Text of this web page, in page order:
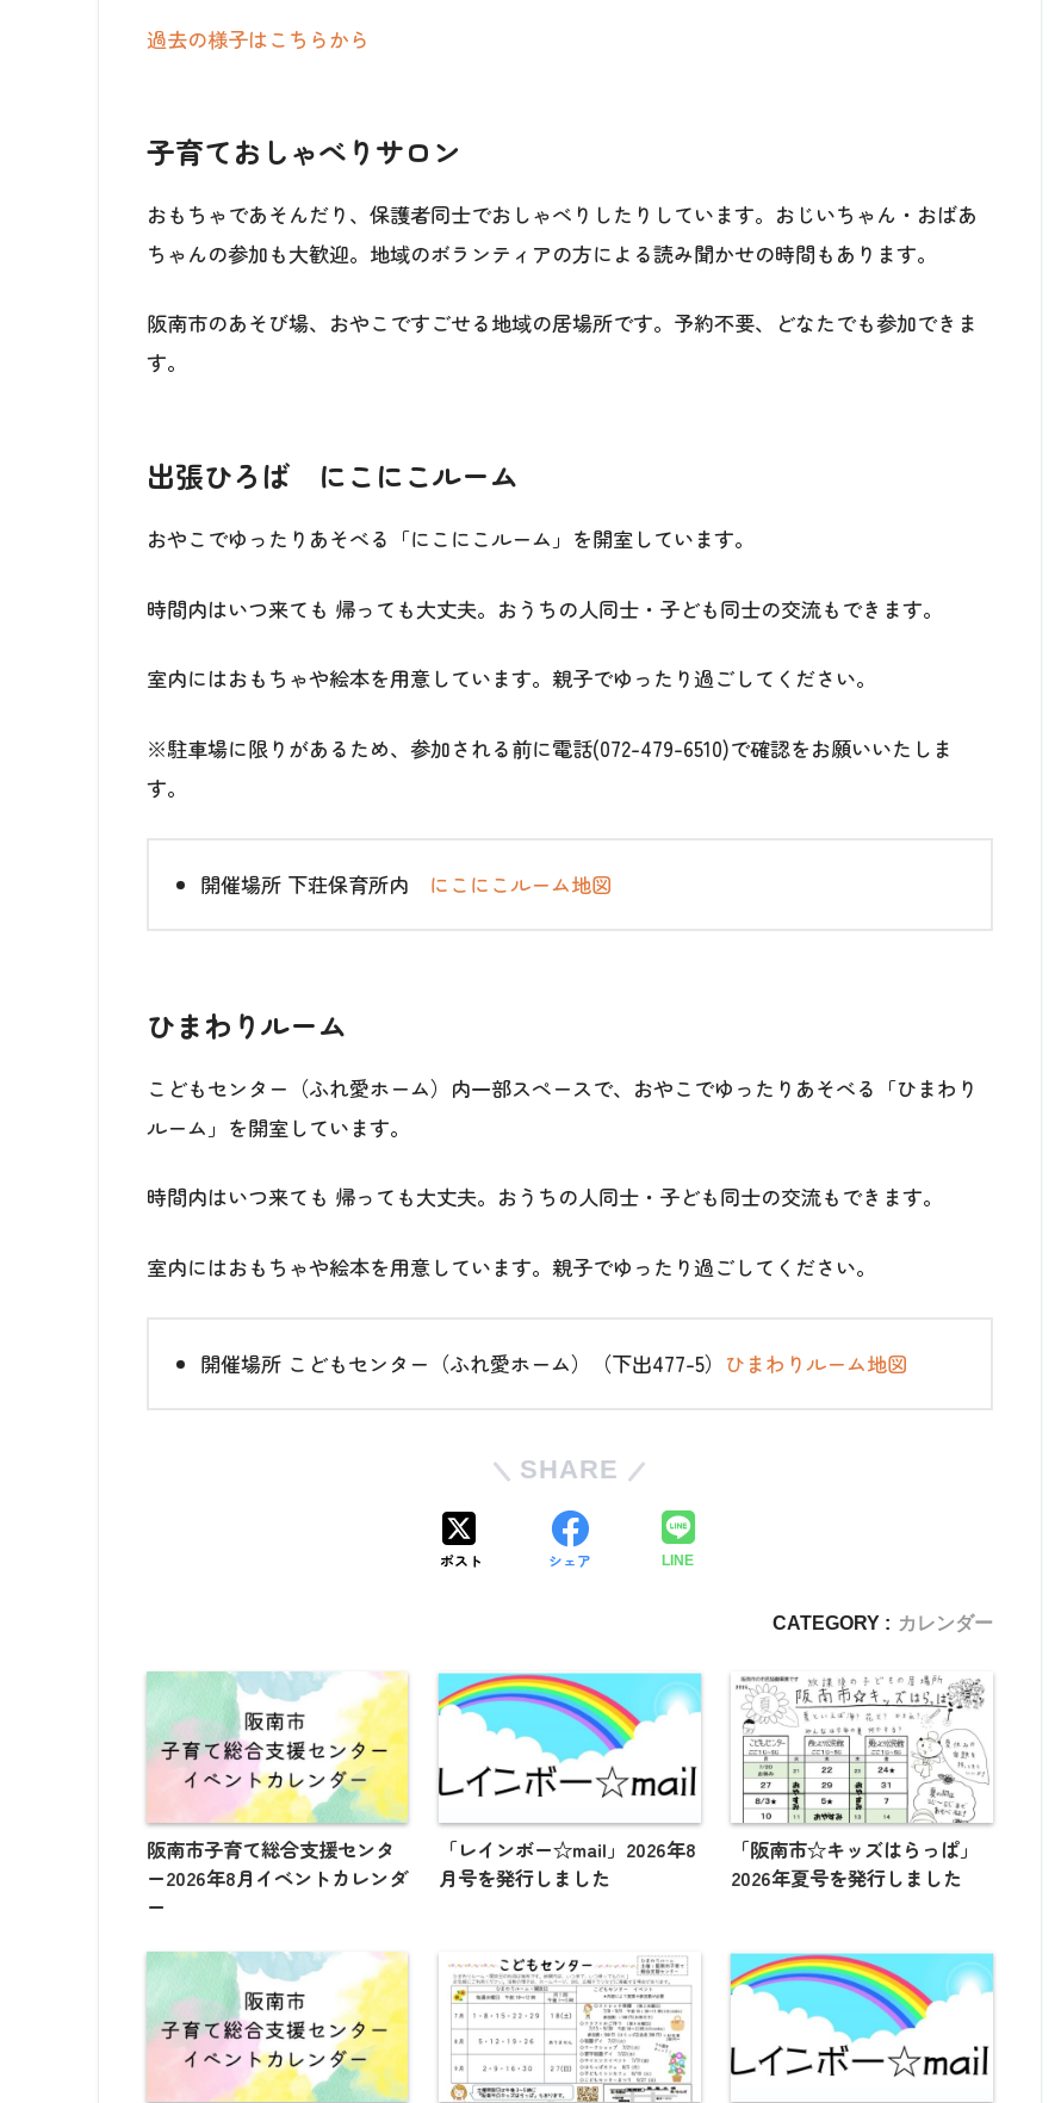
過去の様子はこちらから
子育ておしゃべりサロン
おもちゃであそんだり、保護者同士でおしゃべりしたりしています。おじいちゃん・おばあ
ちゃんの参加も大歓迎。地域のボランティアの方による読み聞かせの時間もあります。
阪南市のあそび場、おやこですごせる地域の居場所です。予約不要、どなたでも参加できま
す。
出張ひろば にこにこルーム
おやこでゆったりあそべる「にこにこルーム」を開室しています。
時間内はいつ来ても 帰っても大丈夫。おうちの人同士・子ども同士の交流もできます。
室内にはおもちゃや絵本を用意しています。親子でゆったり過ごしてください。
※駐車場に限りがあるため、参加される前に電話(072-479-6510)で確認をお願いいたしま
す。
開催場所 下荘保育所内 にこにこルーム地図
ひまわりルーム
こどもセンター（ふれ愛ホーム）内一部スペースで、おやこでゆったりあそべる「ひまわり
ルーム」を開室しています。
時間内はいつ来ても 帰っても大丈夫。おうちの人同士・子ども同士の交流もできます。
室内にはおもちゃや絵本を用意しています。親子でゆったり過ごしてください。
開催場所 こどもセンター（ふれ愛ホーム）（下出477-5） ひまわりルーム地図
SHARE
ポスト シェア LINE
CATEGORY : カレンダー
阪南市子育て総合支援センタ
ー2026年8月イベントカレンダ
ー
「レインボー☆mail」2026年8
月号を発行しました
「阪南市☆キッズはらっぱ」
2026年夏号を発行しました